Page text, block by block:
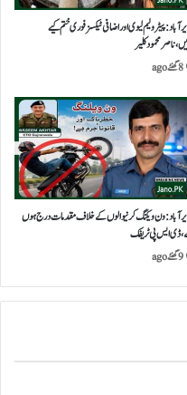
لیوی اوراضافی ٹیکسز فوری ختم کیے
محمود کلیر
8 گھنٹے ago
ویلنگ کرنیوالوں کے خلاف مقدمات درج ہوں
ایس پی ٹریفک
9 گھنٹے ago